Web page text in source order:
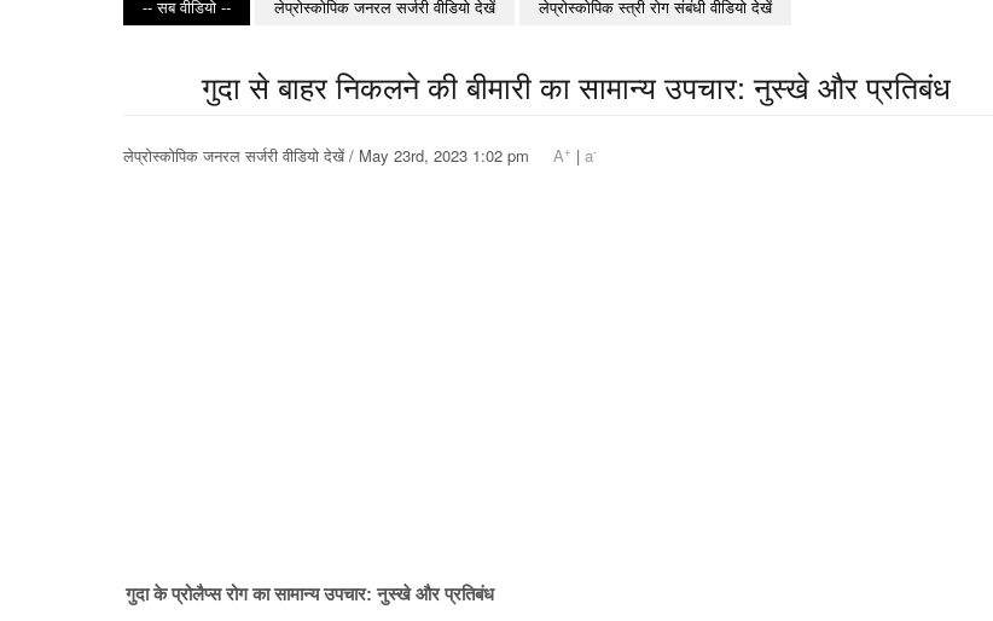
-- सब वीडियो -- लेप्रोस्कोपिक जनरल सर्जरी वीडियो देखें लेप्रोस्कोपिक स्त्री रोग संबंधी वीडियो देखें
गुदा से बाहर निकलने की बीमारी का सामान्य उपचार: नुस्खे और प्रतिबंध
लेप्रोस्कोपिक जनरल सर्जरी वीडियो देखें / May 23rd, 2023 1:02 pm A+ | a-
गुदा के प्रोलैप्स रोग का सामान्य उपचार: नुस्खे और प्रतिबंध